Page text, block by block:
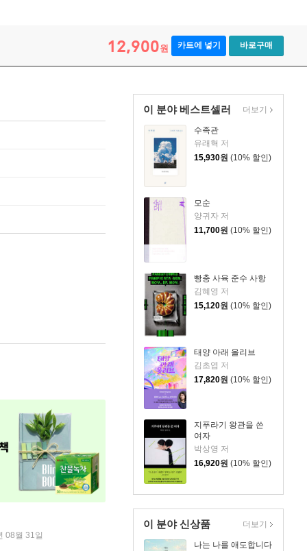
12,900원 카트에 넣기 바로구매
이 분야 베스트셀러
수족관
유래혁 저
15,930원 (10% 할인)
모순
양귀자 저
11,700원 (10% 할인)
빵충 사육 준수 사항
김혜영 저
15,120원 (10% 할인)
태양 아래 올리브
김초엽 저
17,820원 (10% 할인)
지푸라기 왕관을 쓴
여자
박상영 저
16,920원 (10% 할인)
더보기
이 분야 신상품
나는 나를 애도합니다
더보기
08월 31일